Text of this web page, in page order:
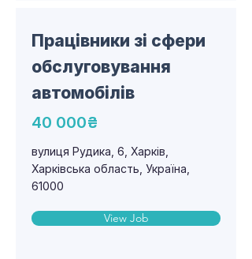
Працівники зі сфери
обслуговування
автомобілів
40 000₴
вулиця Рудика, 6, Харків,
Харківська область, Україна,
61000
View Job